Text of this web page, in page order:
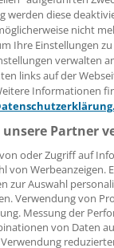
auf: Zu welchem
darin liegt,
schildert
Buch "Am
der 44-
bewegende und
Buch
in die
werden diese
nicht
Ihre Einstellungen
verwalten
links auf der
Informationen
Partner
oder Zugriff auf
von
zur Auswahl
Verwendung von
Messung der
von Daten